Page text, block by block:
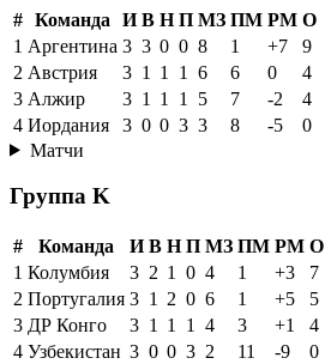
# Команда И В Н П МЗ ПМ РМ О
1 Аргентина 3 3 0 0 8 1 +7
9
2 Австрия 3 1 1 1 6 6 0
4
3 Алжир 3 1 1 1 5 7 -2
4
4 Иордания 3 0 0 3 3 8 -5
0
Матчи
Группа K
# Команда И В Н П МЗ ПМ РМ О
1 Колумбия 3 2 1 0 4 1 +3
7
2 Португалия 3 1 2 0 6 1 +5
5
3 ДР Конго 3 1 1 1 4 3 +1
4
4 Узбекистан 3 0 0 3 2 11 -9
0